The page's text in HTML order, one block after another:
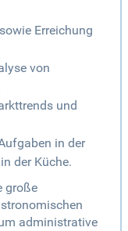
Erreichung
von
und
in der
der Küche.
große
administrative